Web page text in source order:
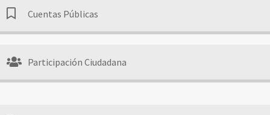
Cuentas Públicas
Participación Ciudadana